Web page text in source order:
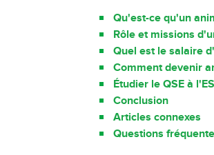
Qu'est-ce qu'un
Rôle et missions
Quel est le salaire
Comment devenir
Étudier le QSE à
Conclusion
Articles connexes
Questions